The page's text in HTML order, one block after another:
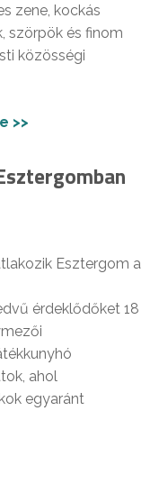
zene, kockás
szörpök és finom
közösségi
>>
Esztergom a
érdeklődőket 18
ahol
egyaránt